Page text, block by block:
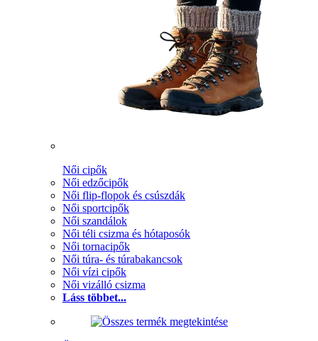
Női cipők
Női edzőcipők
Női flip-flopok és csúszdák
Női sportcipők
Női szandálok
Női téli csizma és hótaposók
Női tornacipők
Női túra- és túrabakancsok
Női vízi cipők
Női vizálló csizma
Láss többet...